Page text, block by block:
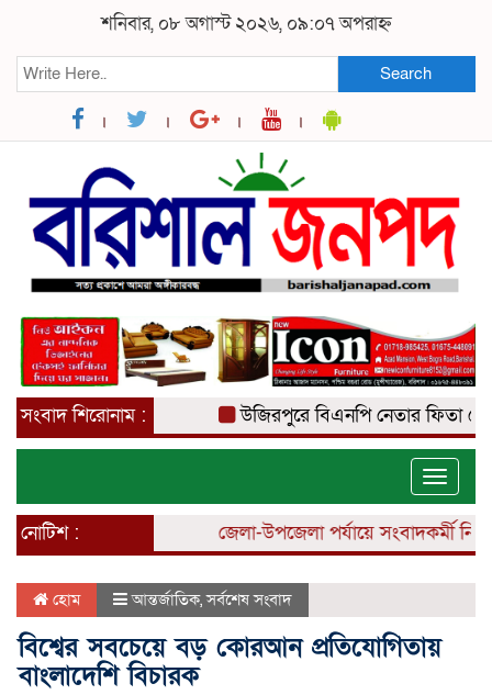
শনিবার, ০৮ অগাস্ট ২০২৬, ০৯:০৭ অপরাহ্ন
Search
সংবাদ শিরোনাম : উজিরপুরে বিএনপি নেতার ফিতা
Toggle
নোটিশ :
জেলা-উপজেলা পর্যায়ে সংবাদকর্মী নিয়োগ
হোম আন্তর্জাতিক,সর্বশেষ সংবাদ
বিশ্বের সবচেয়ে বড় কোরআন প্রতিযোগিতায়
বাংলাদেশি বিচারক